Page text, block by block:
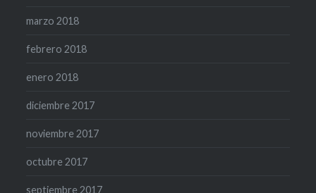
marzo 2018
febrero 2018
enero 2018
diciembre 2017
noviembre 2017
octubre 2017
septiembre 2017